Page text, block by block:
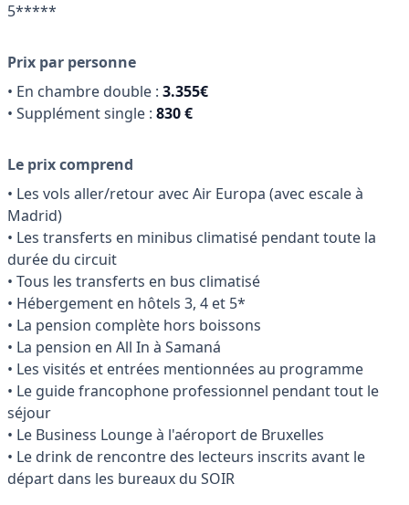
5*****
Prix par personne
• En chambre double : 3.355€
• Supplément single : 830 €
Le prix comprend
• Les vols aller/retour avec Air Europa (avec escale à
Madrid)
• Les transferts en minibus climatisé pendant toute la
durée du circuit
• Tous les transferts en bus climatisé
• Hébergement en hôtels 3, 4 et 5*
• La pension complète hors boissons
• La pension en All In à Samaná
• Les visités et entrées mentionnées au programme
• Le guide francophone professionnel pendant tout le
séjour
• Le Business Lounge à l'aéroport de Bruxelles
• Le drink de rencontre des lecteurs inscrits avant le
départ dans les bureaux du SOIR